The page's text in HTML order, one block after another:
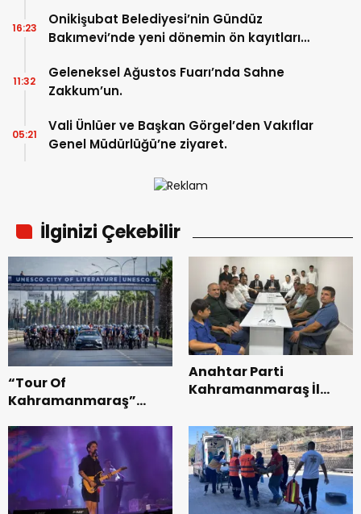
Onikişubat Belediyesi’nin Gündüz
Bakımevi’nde yeni dönemin ön kayıtları
16:23
Geleneksel Ağustos Fuarı’nda Sahne
Zakkum’un.
11:32
Vali Ünlüer ve Başkan Görgel’den Vakıflar
Genel Müdürlüğü’ne ziyaret.
05:21
İlginizi Çekebilir
“Tour Of
Kahramanmaraş”
Bisikleti Turnuvası
Tamamlandı.
Anahtar Parti
Kahramanmaraş İl
Teşkilatı ile buluştu.